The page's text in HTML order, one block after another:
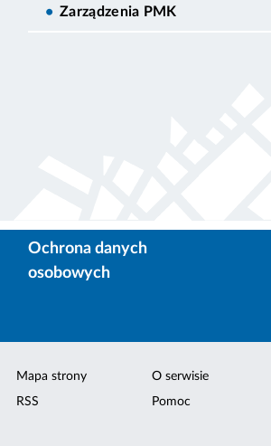
Zarządzenia PMK
Ochrona danych
osobowych
Mapa strony
RSS
O serwisie
Pomoc